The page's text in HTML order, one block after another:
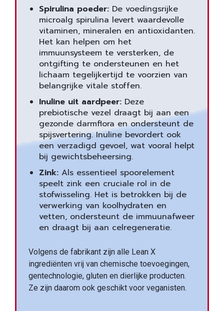
Spirulina poeder: De voedingsrijke
microalg spirulina levert waardevolle
vitaminen, mineralen en antioxidanten.
Het kan helpen om het
immuunsysteem te versterken, de
ontgifting te ondersteunen en het
lichaam tegelijkertijd te voorzien van
belangrijke vitale stoffen.
Inuline uit aardpeer: Deze
prebiotische vezel draagt bij aan een
gezonde darmflora en ondersteunt de
spijsvertering. Inuline bevordert ook
een verzadigd gevoel, wat vooral helpt
bij gewichtsbeheersing.
Zink: Als essentieel spoorelement
speelt zink een cruciale rol in de
stofwisseling. Het is betrokken bij de
verwerking van koolhydraten en
vetten, ondersteunt de immuunafweer
en draagt bij aan celregeneratie.
Volgens de fabrikant zijn alle Lean X
ingrediënten vrij van chemische toevoegingen,
gentechnologie, gluten en dierlijke producten.
Ze zijn daarom ook geschikt voor veganisten.